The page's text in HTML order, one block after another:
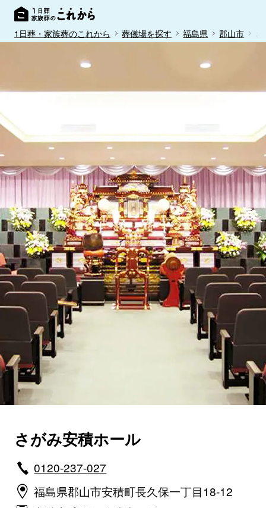
1日葬・家族葬のこれから 葬儀場を探す 福島県 郡山市
さがみ安積ホール
0120-237-027
福島県郡山市安積町長久保一丁目18-12